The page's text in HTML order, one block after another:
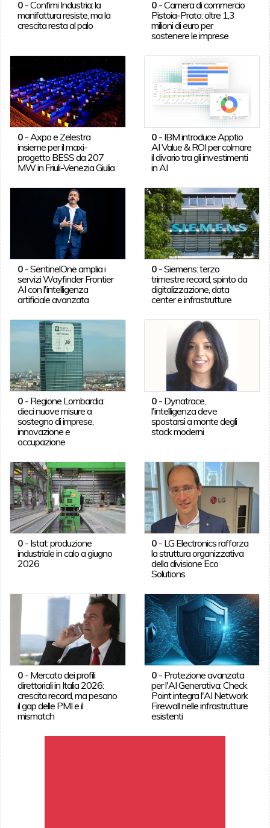
0-Confimi Industria: la
manifattura resiste, ma la
crescita resta al palo
0 -Camera di commercio
Pistoia-Prato: oltre 1,3
milioni di euro per
sostenere le imprese
0- Axpo e Zelestra
insieme per il maxi-
progetto BESS da 207
MW in Friuli-Venezia Giulia
0 - IBM introduce Apptio
AI Value & ROI per colmare
il divario tra gli investimenti
in AI
0-SentinelOne amplia i
servizi Wayfinder Frontier
AI con l'intelligenza
artificiale avanzata
0 -Siemens: terzo
trimestre record, spinto da
digitalizzazione, data
center e infrastrutture
0- Regione Lombardia:
dieci nuove misure a
sostegno di imprese,
innovazione e
occupazione
0 - Dynatrace,
l'intelligenza deve
spostarsi a monte degli
stack moderni
0- Istat: produzione
industriale in calo a giugno
2026
0 - LG Electronics rafforza
la struttura organizzativa
della divisione Eco
Solutions
0- Mercato dei profili
direttoriali in Italia 2026:
crescita record, ma pesano
il gap delle PMI e il
mismatch
0 - Protezione avanzata
per l'AI Generativa: Check
Point integra l'AI Network
Firewall nelle infrastrutture
esistenti